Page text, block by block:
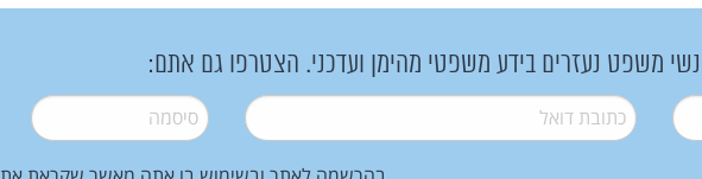
משפט נעזרים בידע משפטי מהימן ועדכני. הצטרפו גם אתם:
דואל* סיסמה*